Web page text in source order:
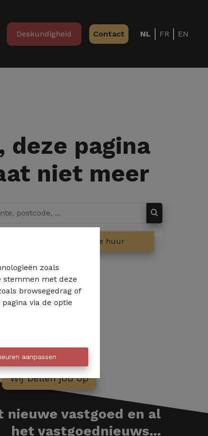
zoals
stemmen met deze
browsegedrag of
via de optie
aanpassen
Deskundigheid Contact NL FR EN
deze pagina
niet meer
Te huur
Wij bellen jou op
nieuwe vastgoed en al
het vastgoednieuws...